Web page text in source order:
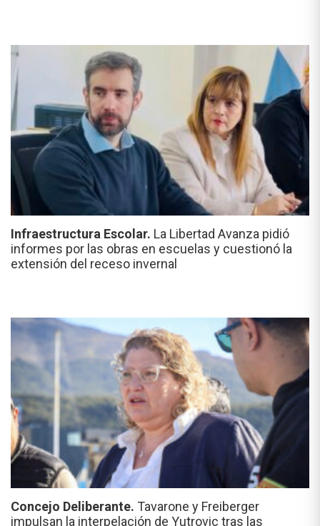
Infraestructura Escolar. La Libertad Avanza pidió
informes por las obras en escuelas y cuestionó la
extensión del receso invernal
Concejo Deliberante. Tavarone y Freiberger
impulsan la interpelación de Yutrovic tras las